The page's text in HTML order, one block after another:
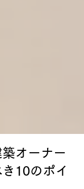
オーナー
10のポイ